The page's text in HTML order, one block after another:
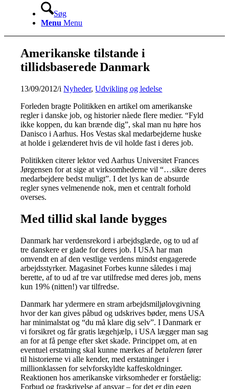
Søg
Menu Menu
Amerikanske tilstande i
tillidsbaserede Danmark
13/09/2012/iNyheder,Udvikling og ledelse
Forleden bragte Politikken en artikel om amerikanske
regler i danske job, og historier nåede flere medier. “Fyld
ikke koppen, du kan brænde dig”, skal man nu høre hos
Danisco i Aarhus. Hos Vestas skal medarbejderne huske
at holde i gelænderet hvis de vil holde fast i deres job.
Politikken citerer lektor ved Aarhus Universitet Frances
Jørgensen for at sige at virksomhederne vil “…sikre deres
medarbejdere bedst muligt”. I det lys kan de absurde
regler synes velmenende nok, men et centralt forhold
overses.
Med tillid skal lande bygges
Danmark har verdensrekord i arbejdsglæde, og to ud af
tre danskere er glade for deres job. I USA har man
omvendt en af den vestlige verdens mindst engagerede
arbejdsstyrker. Magasinet Forbes kunne således i maj
berette, af to ud af tre var utilfredse med deres job, mens
kun 19% (nitten!) var tilfredse.
Danmark har ydermere en stram arbejdsmiljølovgivning
hvor der kan gives påbud og udskrives bøder, mens USA
har minimalstat og “du må klare dig selv”. I Danmark er
vi forsikret og får gratis lægehjælp, i USA lægger man sag
an for at få penge efter sket skade. Princippet om, at en
eventuel erstatning skal kunne mærkes afbetaleren fører
til historierne vi alle kender, med erstatninger i
millionklassen for selvforskyldte kaffeskoldninger.
Reaktionen hos amerikanske virksomheder er forståelig:
Forbud og fraskrivelse af ansvar – for det er din egen